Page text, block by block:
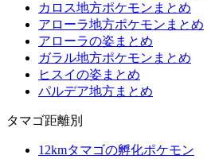
カロス地方ポケモンまとめ
アローラ地方ポケモンまとめ
アローラの姿まとめ
ガラル地方ポケモンまとめ
ヒスイの姿まとめ
パルデア地方まとめ
タマゴ距離別
12kmタマゴの孵化ポケモン